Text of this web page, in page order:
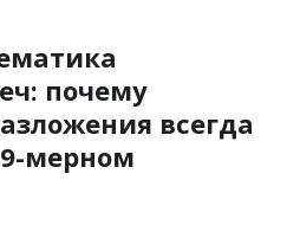
почему
всегда
мерном